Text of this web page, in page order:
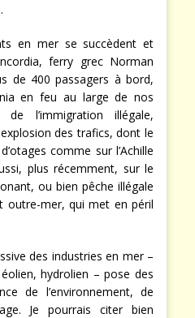
en mer se succèdent et
ferry grec Norman
de 400 passagers à bord,
en feu au large de nos
de l’immigration illégale,
des trafics, dont le
comme sur l’Achille
plus récemment, sur le
ou bien pêche illégale
outre-mer, qui met en péril
des industries en mer –
hydrolien – pose des
de l’environnement, de
Je pourrais citer bien